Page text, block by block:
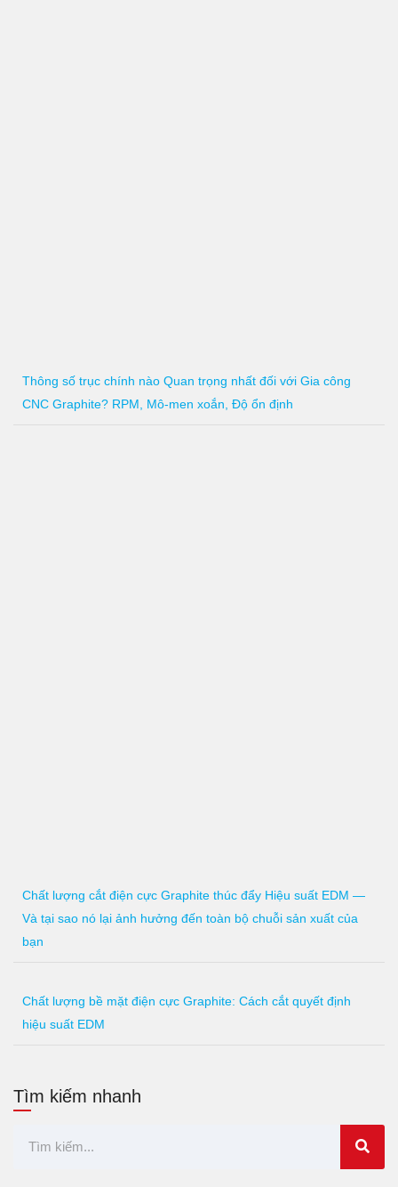
Thông số trục chính nào Quan trọng nhất đối với Gia công
CNC Graphite? RPM, Mô-men xoắn, Độ ổn định
Chất lượng cắt điện cực Graphite thúc đẩy Hiệu suất EDM —
Và tại sao nó lại ảnh hưởng đến toàn bộ chuỗi sản xuất của
bạn
Chất lượng bề mặt điện cực Graphite: Cách cắt quyết định
hiệu suất EDM
Tìm kiếm nhanh